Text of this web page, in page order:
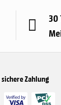
30
sichere Zahlung